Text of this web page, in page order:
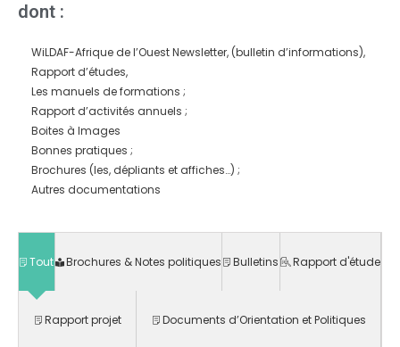
dont :
WiLDAF-Afrique de l’Ouest Newsletter, (bulletin d’informations),
Rapport d’études,
Les manuels de formations ;
Rapport d’activités annuels ;
Boites à Images
Bonnes pratiques ;
Brochures (les, dépliants et affiches…) ;
Autres documentations
Tout Brochures & Notes politiques Bulletins Rapport d'étude
Rapport projet Documents d’Orientation et Politiques